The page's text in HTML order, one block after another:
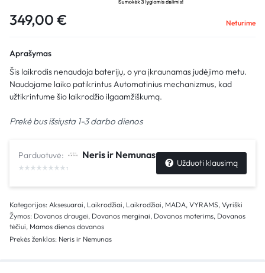
349,00 € Neturime
Aprašymas
Šis laikrodis nenaudoja baterijų, o yra įkraunamas judėjimo metu.
Naudojame laiko patikrintus Automatinius mechanizmus, kad
užtikrintume šio laikrodžio ilgaamžiškumą.
Prekė bus išsiųsta 1-3 darbo dienos
Parduotuvė: Neris ir Nemunas
Užduoti klausimą
Kategorijos: Aksesuarai, Laikrodžiai, Laikrodžiai, MADA, VYRAMS, Vyriški
Žymos: Dovanos draugei, Dovanos merginai, Dovanos moterims, Dovanos
tėčiui, Mamos dienos dovanos
Prekės ženklas: Neris ir Nemunas